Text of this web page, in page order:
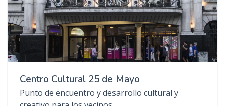
Centro Cultural 25 de Mayo
Punto de encuentro y desarrollo cultural y